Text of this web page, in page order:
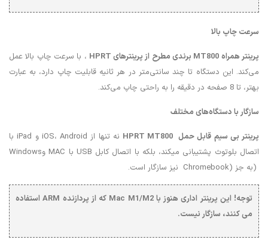
سرعت چاپ بالا
پرینتر همراه MT800 برندی مطرح از پرینترهای HPRT ، با سرعت چاپ بالا عمل
می‌کند. این دستگاه تا چند سانتی‌متر در هر ثانیه قابلیت چاپ دارد، به عبارت
بهتر، تا 8 صفحه در دقیقه را به راحتی چاپ می‌کند.
سازگار با دستگاه‌های مختلف
پرینتر بی سیم قابل حمل HPRT MT800
نه تنها از iOS، Android و iPad با
اتصال بلوتوث پشتیبانی میکند، بلکه با اتصال کابل USB با MAC وWindows
(به جز (Chromebook نیز سازگار است.
توجه! این پرینتر اداری
هنوز با Mac M1/M2 که از پردازنده ARM استفاده
می کنند، سازگار نیست.